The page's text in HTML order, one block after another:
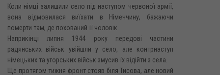
Коли німці залишили село під наступом червоної армії,
вона відмовилася виїхати в Німеччину, бажаючи
померти там, де похований її чоловік.
Наприкінці липня 1944 року передові частини
радянських військ увійшли у село, але контрнаступ
німецьких та угорських військ змусив їх відійти з села.
Ще протягом тижня фронт стояв біля Тисова, але новий